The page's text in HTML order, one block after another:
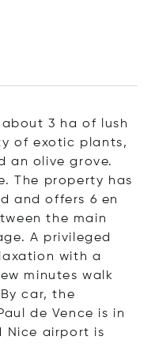
3 ha of lush
of exotic plants,
an olive grove.
The property has
and offers 6 en
the main
A privileged
with a
minutes walk
car, the
de Vence is in
Nice airport is